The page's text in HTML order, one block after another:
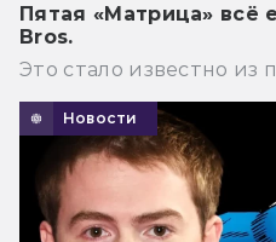
Пятая «Матрица» всё
Bros.
Это стало известно из
Новости